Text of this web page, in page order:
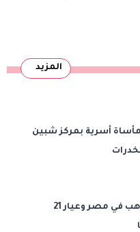
المزيد
مأساة أسرية بمركز شبين
استقرار أسعار الذهب في مصر وعيار 21